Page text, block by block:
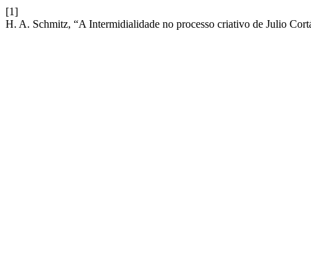
[1]
H. A. Schmitz, “A Intermidialidade no processo criativo de Julio